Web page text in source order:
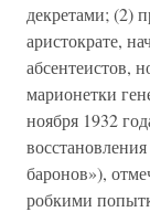
декретами; (2)
аристократе,
абсентеистов,
марионетки
ноября 1932
баронов»),
робкими